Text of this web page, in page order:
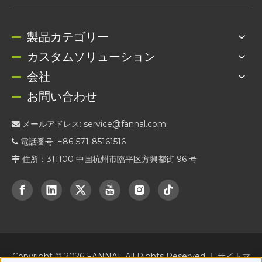
製品カテゴリー
カスタムソリューション
会社
お問い合わせ
 メールアドレス: service@fannal.com
 電話番号: +86-571-85161516
 住所：311100 中国杭州市臨平区方興都街 96 号
Copyright ©2026FANNAL All Rights Reserved.｜サイトマ